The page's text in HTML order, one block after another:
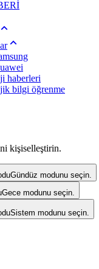
haberleri
bilgi öğrenme
kişiselleştirin.
Gündüz modunu seçin.
Gece modunu seçin.
Sistem modunu seçin.